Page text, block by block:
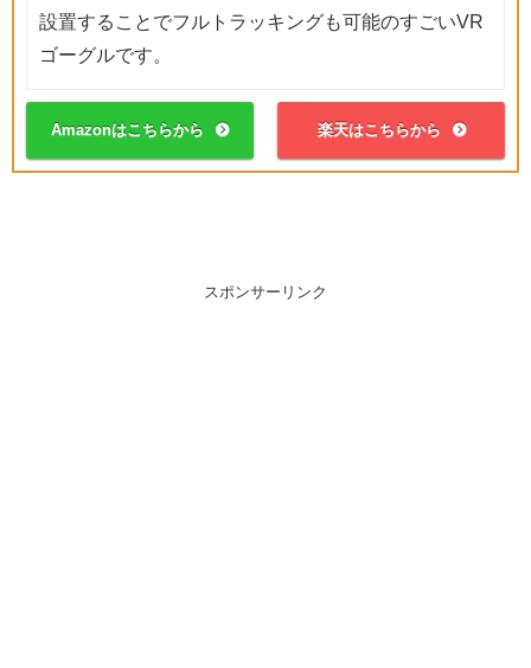
設置することでフルトラッキングも可能のすごいVR
ゴーグルです。
Amazonはこちらから 楽天はこちらから
スポンサーリンク